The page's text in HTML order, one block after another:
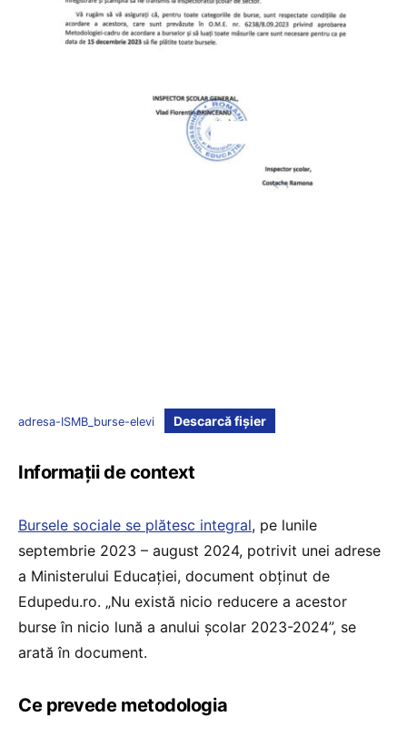
adresa-ISMB_burse-elevi Descarcă fișier
Informații de context
Bursele sociale se plătesc integral, pe lunile
septembrie 2023 – august 2024, potrivit unei adrese
a Ministerului Educației, document obținut de
Edupedu.ro. „Nu există nicio reducere a acestor
burse în nicio lună a anului școlar 2023-2024”, se
arată în document.
Ce prevede metodologia